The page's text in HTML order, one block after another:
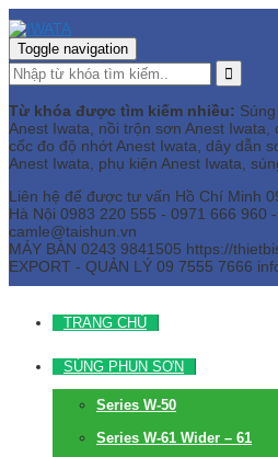
Toggle navigation
Từ khóa được tìm kiếm nhiều:
Anest Iwata, nồi trộn sơn Anest Iwata,
cốc đo độ nhớt Anest Iwata, dây dẫn
Anest Iwata, phụ kiện Anest Iwata,
Liên hệ để được tư vấn Hồ Chí Minh
Hà Nội 0983 220 555 - 0971 666 960
camle@taishun.vn
MÁY BÀN 0243 9841505 https://
EXPORT - QUẢN LÝ 09 7555 7666
TRANG CHỦ
SÚNG PHUN SƠN
Series W-50
Series W-61 Wider – 61